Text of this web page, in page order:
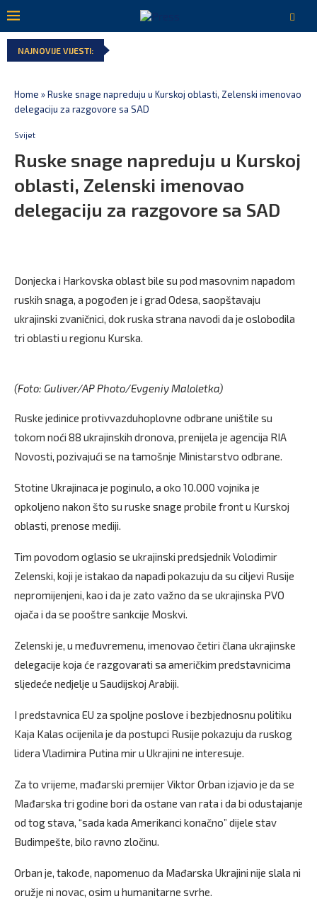
NAJNOVIJE VIJESTI:
Home »Ruske snage napreduju u Kurskoj oblasti, Zelenski imenovao
delegaciju za razgovore sa SAD
Svijet
Ruske snage napreduju u Kurskoj
oblasti, Zelenski imenovao
delegaciju za razgovore sa SAD
Donjecka i Harkovska oblast bile su pod masovnim napadom
ruskih snaga, a pogođen je i grad Odesa, saopštavaju
ukrajinski zvaničnici, dok ruska strana navodi da je oslobodila
tri oblasti u regionu Kurska.
(Foto: Guliver/AP Photo/Evgeniy Maloletka)
Ruske jedinice protivvazduhoplovne odbrane uništile su
tokom noći 88 ukrajinskih dronova, prenijela je agencija RIA
Novosti, pozivajući se na tamošnje Ministarstvo odbrane.
Stotine Ukrajinaca je poginulo, a oko 10.000 vojnika je
opkoljeno nakon što su ruske snage probile front u Kurskoj
oblasti, prenose mediji.
Tim povodom oglasio se ukrajinski predsjednik Volodimir
Zelenski, koji je istakao da napadi pokazuju da su ciljevi Rusije
nepromijenjeni, kao i da je zato važno da se ukrajinska PVO
ojača i da se pooštre sankcije Moskvi.
Zelenski je, u međuvremenu, imenovao četiri člana ukrajinske
delegacije koja će razgovarati sa američkim predstavnicima
sljedeće nedjelje u Saudijskoj Arabiji.
I predstavnica EU za spoljne poslove i bezbjednosnu politiku
Kaja Kalas ocijenila je da postupci Rusije pokazuju da ruskog
lidera Vladimira Putina mir u Ukrajini ne interesuje.
Za to vrijeme, mađarski premijer Viktor Orban izjavio je da se
Mađarska tri godine bori da ostane van rata i da bi odustajanje
od tog stava, “sada kada Amerikanci konačno” dijele stav
Budimpešte, bilo ravno zločinu.
Orban je, takođe, napomenuo da Mađarska Ukrajini nije slala ni
oružje ni novac, osim u humanitarne svrhe.